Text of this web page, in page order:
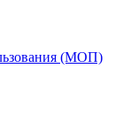
(МОП)